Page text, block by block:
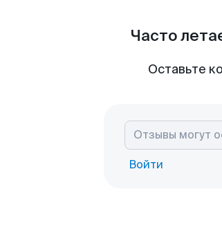
Часто
Оставьте
Войти